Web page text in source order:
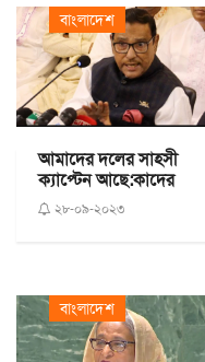
বাংলাদেশ
আমাদের দলের সাহসী
ক্যাপ্টেন আছে:কাদের
২৮-০৯-২০২৩
বাংলাদেশ